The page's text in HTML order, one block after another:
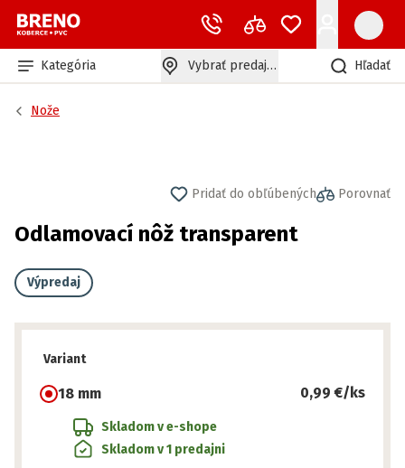
Kategória Vybrať predajňu Hľadať
Nože
Pridať do obľúbených Porovnať
Odlamovací nôž transparent
Výpredaj
Variant
18 mm 0,99 €/ks
Skladom v e-shope
Skladom v 1 predajni